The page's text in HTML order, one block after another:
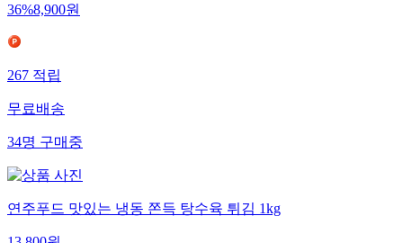
36%8,900원
267적립
무료배송
34명구매중
연주푸드 맛있는 냉동 쫀득 탕수육 튀김 1kg